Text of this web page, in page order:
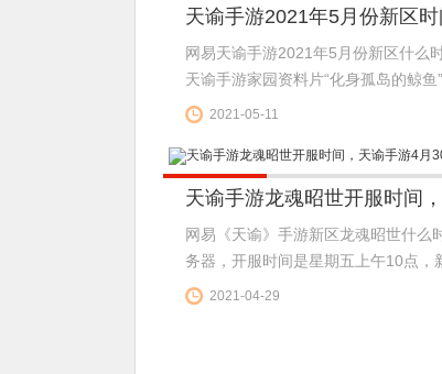
天谕手游2021年5月份新区
网易天谕手游2021年5月份新区什么
天谕手游家园资料片“化身孤岛的鲸
鲸岛”，就可以获得家园乔迁礼包及
2021-05-11
天谕手游龙魂昭世开服时间
网易《天谕》手游新区龙魂昭世什么
务器，开服时间是星期五上午10点，
2021-04-29